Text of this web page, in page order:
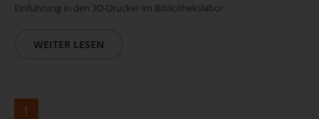
Einführung in den 3D-Drucker im Bibliothekslabor
WEITER LESEN
1